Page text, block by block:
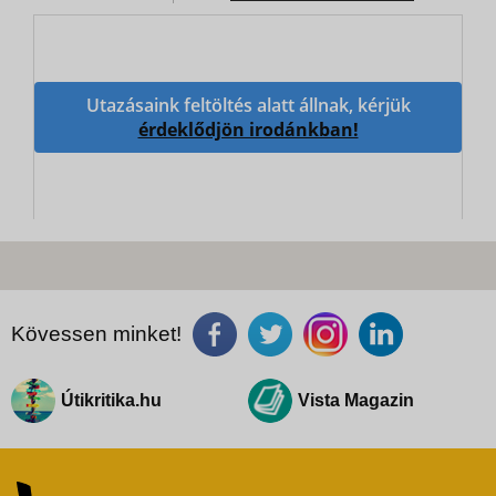
Utazásaink feltöltés alatt állnak, kérjük
érdeklődjön irodánkban!
Kövessen minket!
Útikritika.hu Vista Magazin